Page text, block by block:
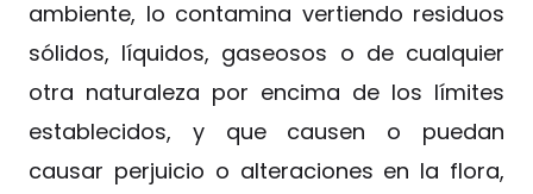
ambiente, lo contamina vertiendo residuos
sólidos, líquidos, gaseosos o de cualquier
otra naturaleza por encima de los límites
establecidos, y que causen o puedan
causar perjuicio o alteraciones en la flora,